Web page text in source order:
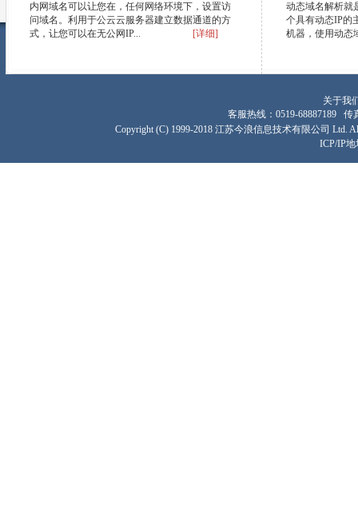
内网域名可以让您在，任何网络环境下，设置访
问域名。利用于公云云服务器建立数据通道的方
式，让您可以在无公网IP...
[详细]
动态域名解析就
个具有动态IP的
机器，使用动态
关于我
客服热线：0519-68887189 传
Copyright (C) 1999-2018 江苏今浪信息技术有限公司 Ltd.
ICP/IP